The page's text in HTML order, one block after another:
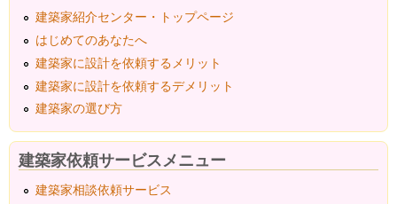
建築家紹介センター・トップページ
はじめてのあなたへ
建築家に設計を依頼するメリット
建築家に設計を依頼するデメリット
建築家の選び方
建築家依頼サービスメニュー
建築家相談依頼サービス